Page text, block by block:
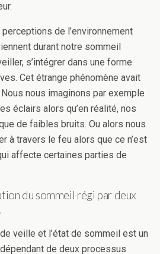
de l’environnement
durant notre sommeil
s’intégrer dans une forme
Cet étrange phénomène avait
nous imaginons par exemple
éclairs alors qu’en réalité, nos
de faibles bruits. Ou alors nous
à travers le feu alors que ce n’est
affecte certaines parties de
du sommeil régi par deux
veille et l’état de sommeil est un
de deux processus